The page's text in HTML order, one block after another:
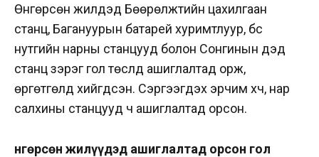
Өнгөрсөн жилүүдэд Бөөрөлжүүтийн цахилгаан
станц, Багануурын батарей хуримтлуур, бүс
нутгийн нарны станцууд болон Сонгинын дэд
станц зэрэг гол төслүүд ашиглалтад орж,
өргөтгөлүүд хийгдсэн. Сэргээгдэх эрчим хүч, нар
салхины станцууд ч ашиглалтад орсон.
Өнгөрсөн жилүүдэд ашиглалтад орсон гол